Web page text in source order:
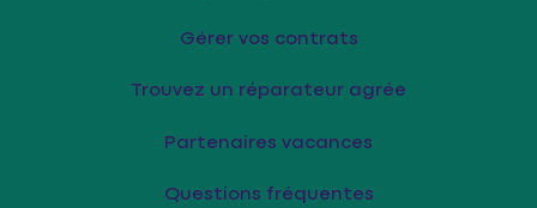
Gérer vos contrats
Trouvez un réparateur agrée
Partenaires vacances
Questions fréquentes